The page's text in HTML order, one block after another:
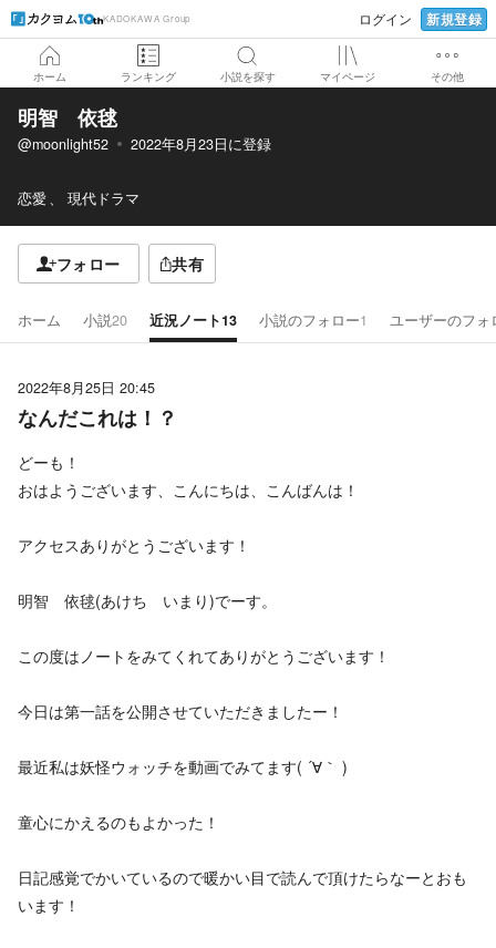
KADOKAWA Group ログイン 新規登録
ホーム ランキング 小説を探す マイページ その他
明智 依毬
@moonlight52 2022年8月23日に登録
恋愛 現代ドラマ
フォロー 共有
ホーム 小説20 近況ノート13 小説のフォロー1 ユーザーのフォ
2022年8月25日 20:45
なんだこれは！？
どーも！
おはようございます、こんにちは、こんばんは！
アクセスありがとうございます！
明智 依毬(あけち いまり)でーす。
この度はノートをみてくれてありがとうございます！
今日は第一話を公開させていただきましたー！
最近私は妖怪ウォッチを動画でみてます( ´∀｀ )
童心にかえるのもよかった！
日記感覚でかいているので暖かい目で読んで頂けたらなーとおも
います！